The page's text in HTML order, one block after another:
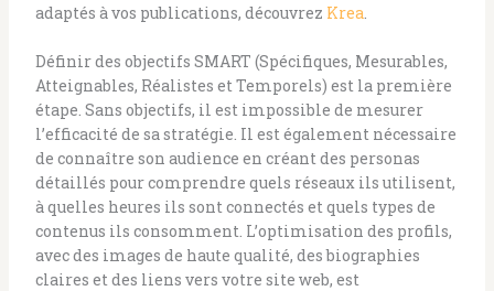
adaptés à vos publications, découvrez Krea
Définir des objectifs SMART (Spécifiques, Mesurables,
Atteignables, Réalistes et Temporels) est la première
étape. Sans objectifs, il est impossible de mesurer
l’efficacité de sa stratégie. Il est également nécessaire
de connaître son audience en créant des personas
détaillés pour comprendre quels réseaux ils utilisent,
à quelles heures ils sont connectés et quels types de
contenus ils consomment. L’optimisation des profils,
avec des images de haute qualité, des biographies
claires et des liens vers votre site web, est